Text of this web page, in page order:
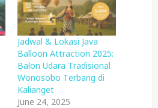
Jadwal & Lokasi Java
Balloon Attraction 2025:
Balon Udara Tradisional
Wonosobo Terbang di
Kalianget
June 24, 2025